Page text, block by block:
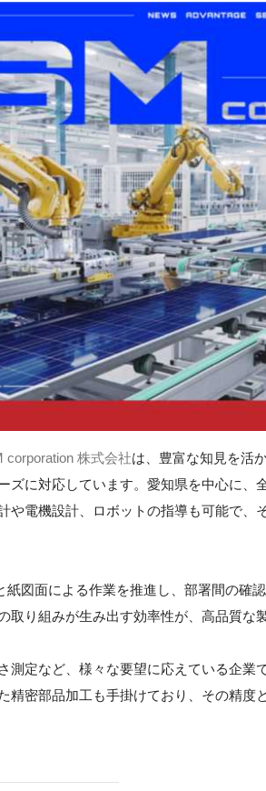
corporation 株式会社は、豊富な知見を活
ズに対応しています。愛知県を中心に、
や電機設計、ロボットの指導も可能で、
紙図面による作業を推進し、部署間の確
取り組みが生み出す効率性が、高品質な
測定など、様々な要望に応えている企業
精密部品加工も手掛けており、その精度